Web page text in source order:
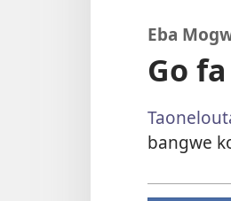
Eba
Go
bangwe